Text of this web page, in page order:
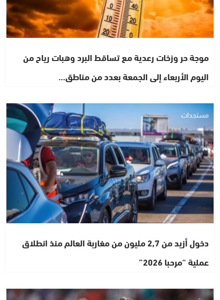
موجة حر وزخات رعدية مع تساقط البرد وهبات رياح من
اليوم الأربعاء إلى الجمعة بعدد من مناطق…
مستجدات
دخول أزيد من 2,7 مليون من مغاربة العالم منذ انطلاق
عملية “مرحبا 2026”